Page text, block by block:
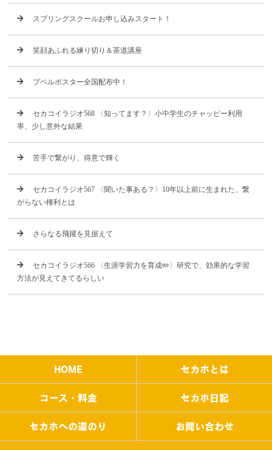
スプリングスクールお申し込みスタート！
笑顔あふれる練り切り＆茶道講座
プペルポスター全国配布中！
セカコイラジオ568 〈知ってます？〉小中学生のチャッピー利用
率、少し意外な結果
苦手で繋がり、得意で輝く
セカコイラジオ567 〈聞いた事ある？〉10年以上前に生まれた、繋
がらない権利とは
さらなる飛躍を見据えて
セカコイラジオ566 〈生涯学習力を育成✏️〉研究で、効果的な学習
方法が見えてきてるらしい
HOME セカホとは
コース・料金 セカホ日記
セカホへの道のり お問い合わせ